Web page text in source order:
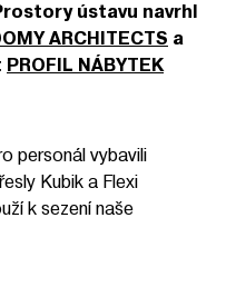
ústavu navrhl
ARCHITECTS a
PROFIL NÁBYTEK
personál vybavili
Kubik a Flexi
k sezení naše